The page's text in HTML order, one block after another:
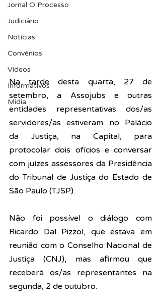
Jornal O Processo
Judiciário
Notícias
Convênios
Vídeos
Informativos
Midia
Na tarde desta quarta, 27 de
setembro, a Assojubs e outras
entidades representativas dos/as
servidores/as estiveram no Palácio
da Justiça, na Capital, para
protocolar dois ofícios e conversar
com juízes assessores da Presidência
do Tribunal de Justiça do Estado de
São Paulo (TJSP).
Não foi possível o diálogo com
Ricardo Dal Pizzol, que estava em
reunião com o Conselho Nacional de
Justiça (CNJ), mas afirmou que
receberá os/as representantes na
segunda, 2 de outubro.